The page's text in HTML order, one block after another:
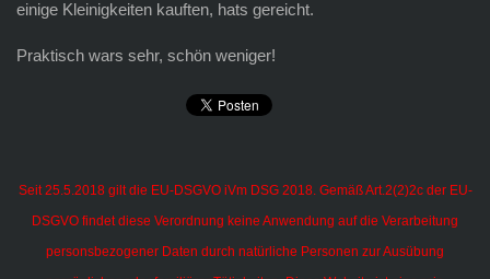
einige Kleinigkeiten kauften, hats gereicht.
Praktisch wars sehr, schön weniger!
Seit 25.5.2018 gilt die EU-DSGVO iVm DSG 2018. Gemäß Art.2(2)2c der EU-
DSGVO findet diese Verordnung keine Anwendung auf die Verarbeitung
personsbezogener Daten durch natürliche Personen zur Ausübung